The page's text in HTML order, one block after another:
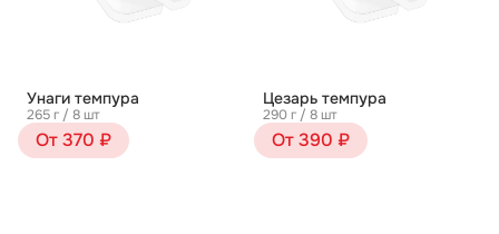
Унаги темпура
265 г / 8 шт
От 370 ₽
Цезарь темпура
290 г / 8 шт
От 390 ₽